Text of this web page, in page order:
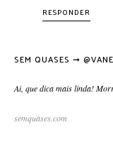
RESPONDER
SEM QUASES ➞
Ai, que dica mais linda!
semquases.com